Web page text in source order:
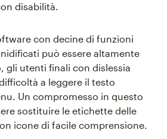
disabilità.
con decine di funzioni
può essere altamente
gli utenti finali con dislessia
a leggere il testo
Un compromesso in questo
sostituire le etichette delle
icone di facile comprensione.